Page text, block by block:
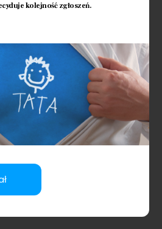
wiedzy nie znajdą
na interesujące
o wysłanie
adres
.
kolejność zgłoszeń.